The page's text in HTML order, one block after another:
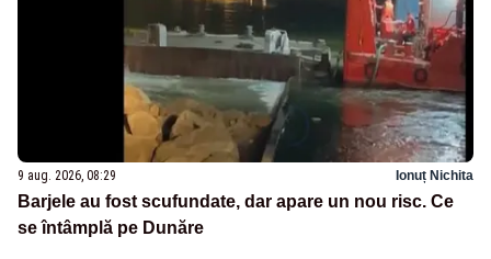
9 aug. 2026, 08:29 Ionuț Nichita
Barjele au fost scufundate, dar apare un nou risc. Ce
se întâmplă pe Dunăre